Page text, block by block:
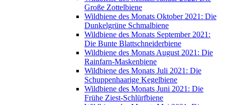
Große Zottelbiene
Wildbiene des Monats Oktober 2021: Die
Dunkelgrüne Schmalbiene
Wildbiene des Monats September 2021:
Die Bunte Blattschneiderbiene
Wildbiene des Monats August 2021: Die
Rainfarn-Maskenbiene
Wildbiene des Monats Juli 2021: Die
Schuppenhaarige Kegelbiene
Wildbiene des Monats Juni 2021: Die
Frühe Ziest-Schlürfbiene